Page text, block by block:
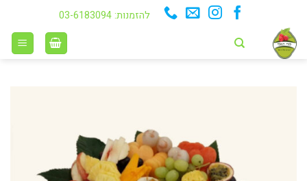
content
להזמנות: 03-6183094